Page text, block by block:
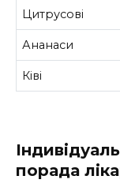
Цитрусові
Ананаси
Ківі
порада